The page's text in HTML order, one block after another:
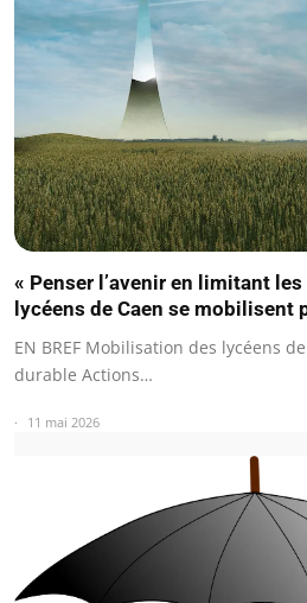
« Penser l’avenir en limitant
lycéens de Caen se mobilisent
EN BREF Mobilisation des lycéens
durable Actions…
11 mai 2026